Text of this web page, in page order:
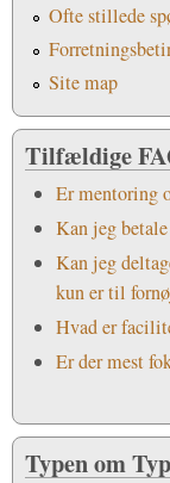
Ofte stillede
Site map
Tilfældige
Er mentoring
Kan jeg
Kan jeg
kun er til
Hvad er
Er der mest
Typen om